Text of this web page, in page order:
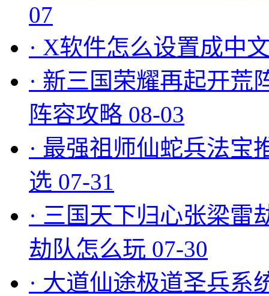
07
· X软件怎么设置成中
· 新三国荣耀再起开荒
阵容攻略 08-03
· 最强祖师仙蛇兵法宝
选 07-31
· 三国天下归心张梁雷
劫队怎么玩 07-30
· 大道仙途极道圣兵系